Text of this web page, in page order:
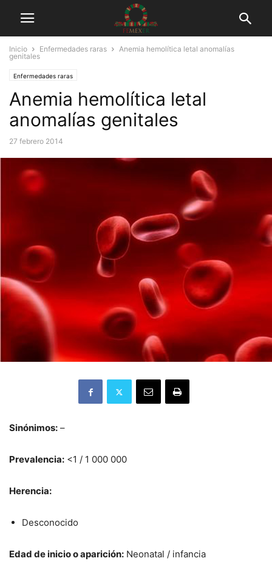
Inicio Enfermedades raras
Anemia hemolítica letal anomalías
genitales
Enfermedades raras
Anemia hemolítica letal
anomalías genitales
27 febrero 2014
Sinónimos: –
Prevalencia: <1 / 1 000 000
Herencia:
Desconocido
Edad de inicio o aparición: Neonatal / infancia